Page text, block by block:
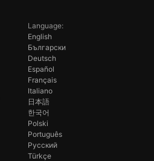
Language:
English
Български
Deutsch
Español
Français
Italiano
日本語
한국어
Polski
Português
Русский
Türkçe